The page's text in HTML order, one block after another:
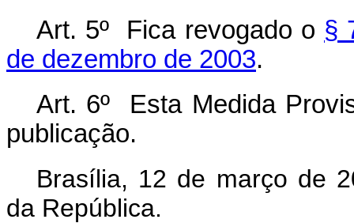
Art. 5º Fica revogado o §
de dezembro de 2003.
Art. 6º Esta Medida
publicação.
Brasília, 12 de março de
da República.